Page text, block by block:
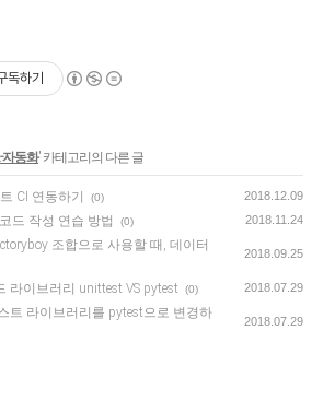
독하기
자동화' 카테고리의 다른 글
CI 연동하기 (0) 2018.12.09
드 작성 연습 방법 (0) 2018.11.24
조합으로 사용할 때, 데이터
2018.09.25
라이브러리 unittest VS pytest (0) 2018.07.29
트 라이브러리를 pytest으로 변경하
2018.07.29